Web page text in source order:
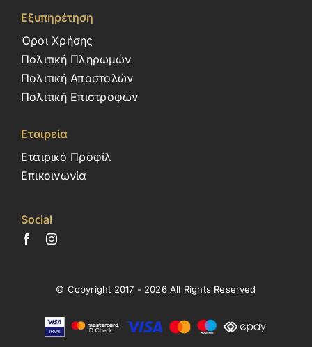
Εξυπηρέτηση
Όροι Χρήσης
Πολιτική Πληρωμών
Πολιτική Αποστολών
Πολιτική Επιστροφών
Εταιρεία
Εταιρικό Προφίλ
Επικοινωνία
Social
© Copyright 2017 - 2026 All Rights Reserved